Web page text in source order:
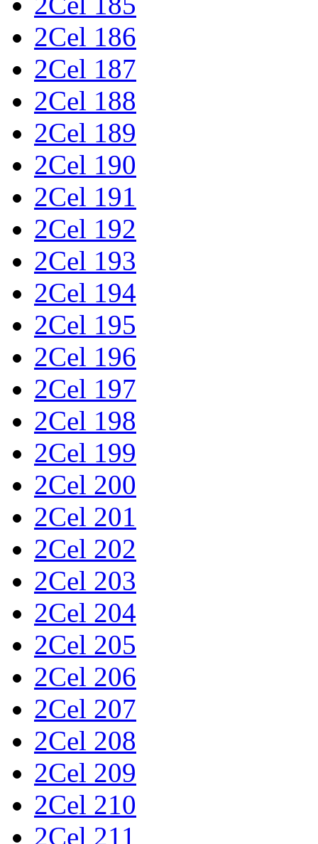
2Cel 186
2Cel 187
2Cel 188
2Cel 189
2Cel 190
2Cel 191
2Cel 192
2Cel 193
2Cel 194
2Cel 195
2Cel 196
2Cel 197
2Cel 198
2Cel 199
2Cel 200
2Cel 201
2Cel 202
2Cel 203
2Cel 204
2Cel 205
2Cel 206
2Cel 207
2Cel 208
2Cel 209
2Cel 210
2Cel 211